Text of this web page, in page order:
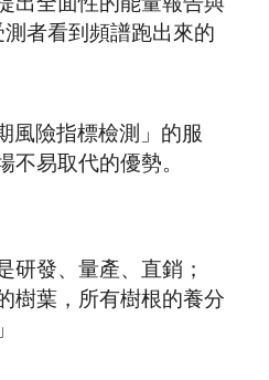
者看到頻譜跑出來的
風險指標檢測」的服
易取代的優勢。
研發、量產、直銷；
樹葉，所有樹根的養分